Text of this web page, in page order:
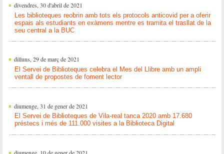
divendres, 30 d'abril de 2021
Les biblioteques reobrin amb tots els protocols anticovid per a oferir
espais als estudiants en exàmens mentre es tramita el trasllat de la
seu central a la BUC
dilluns, 29 de març de 2021
El Servei de Biblioteques celebra el Mes del Llibre amb un ampli
ventall de propostes de foment lector
diumenge, 31 de gener de 2021
El Servei de Biblioteques de Vila-real tanca 2020 amb 17.680
préstecs i més de 111.000 visites a la Biblioteca Digital